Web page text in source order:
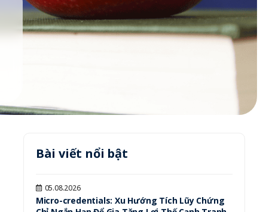
Bài viết nổi bật
05.08.2026
Micro-credentials: Xu Hướng Tích Lũy Chứng